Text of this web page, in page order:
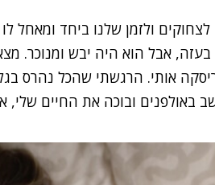
ולזמן שלנו ביחד ומאחל
אבל הוא היה יבש ומנוכר.
אותי. הרגשתי שהכל נהרס
באולפנים ובוכה את החיים שלי,